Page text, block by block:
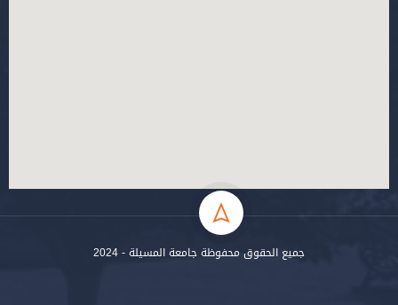
جميع الحقوق محفوظة جامعة المسيلة - 2024